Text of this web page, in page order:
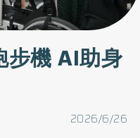
步機 AI助身
2026/6/26